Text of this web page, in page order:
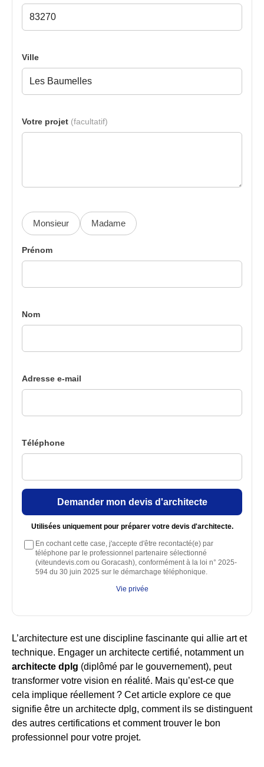
Ville
Votre projet (facultatif)
Monsieur Madame
Prénom
Nom
Adresse e-mail
Téléphone
Demander mon devis d'architecte
Utilisées uniquement pour préparer votre devis d'architecte.
En cochant cette case, j'accepte d'être recontacté(e) par
téléphone par le professionnel partenaire sélectionné
(viteundevis.com ou Goracash), conformément à la loi n° 2025-
594 du 30 juin 2025 sur le démarchage téléphonique.
Vie privée
L’architecture est une discipline fascinante qui allie art et
technique. Engager un architecte certifié, notamment un
architecte dplg (diplômé par le gouvernement), peut
transformer votre vision en réalité. Mais qu’est-ce que
cela implique réellement ? Cet article explore ce que
signifie être un architecte dplg, comment ils se distinguent
des autres certifications et comment trouver le bon
professionnel pour votre projet.